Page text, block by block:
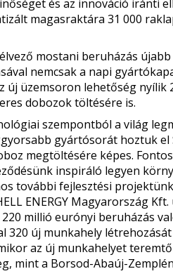
és az innováció iránti
magasraktára 31 000
mostani beruházás
nemcsak a napi
új üzemsoron lehetőség nyílik
dobozok töltésére is.
szempontból a világ
gyártósorát hoztuk
megtöltésére képes.
inspiráló legyen
további fejlesztési
ENERGY Magyarország
millió eurónyi beruházás
320 új munkahely
az új munkahelyet
mint a Borsod-Abaúj-